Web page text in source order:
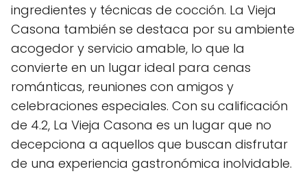
ingredientes y técnicas de cocción. La Vieja
Casona también se destaca por su ambiente
acogedor y servicio amable, lo que la
convierte en un lugar ideal para cenas
románticas, reuniones con amigos y
celebraciones especiales. Con su calificación
de 4.2, La Vieja Casona es un lugar que no
decepciona a aquellos que buscan disfrutar
de una experiencia gastronómica inolvidable.